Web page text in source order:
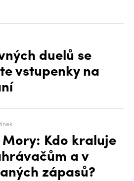
duelů se
vstupenky na
Kdo kraluje
a v
zápasů?